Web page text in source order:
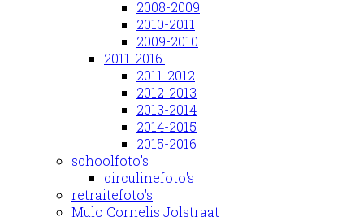
2008-2009
2010-2011
2009-2010
2011-2016.
2011-2012
2012-2013
2013-2014
2014-2015
2015-2016
schoolfoto's
circulinefoto's
retraitefoto's
Mulo Cornelis Jolstraat